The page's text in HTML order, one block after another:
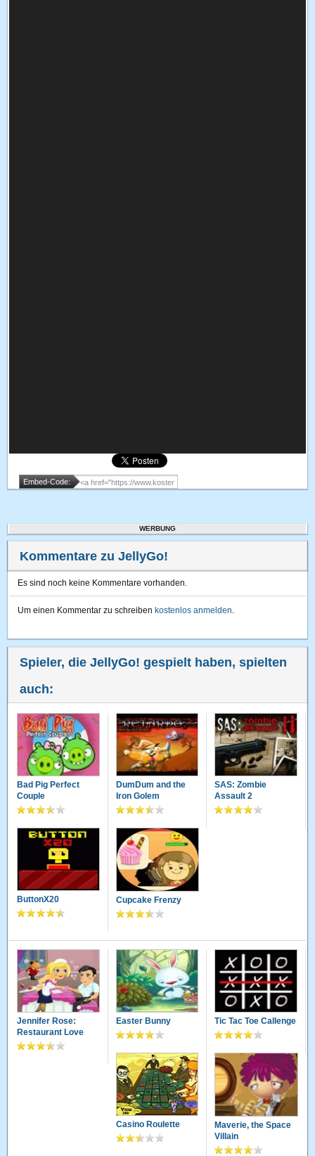
Embed-Code:
WERBUNG
Kommentare zu JellyGo!
Es sind noch keine Kommentare vorhanden.
Um einen Kommentar zu schreiben kostenlos anmelden.
Spieler, die JellyGo! gespielt haben, spielten
auch:
Bad Pig Perfect
Couple
DumDum and the
Iron Golem
SAS: Zombie
Assault 2
ButtonX20 Cupcake Frenzy
Jennifer Rose:
Restaurant Love
Easter Bunny Tic Tac Toe Callenge
Casino Roulette
Maverie, the Space
Villain